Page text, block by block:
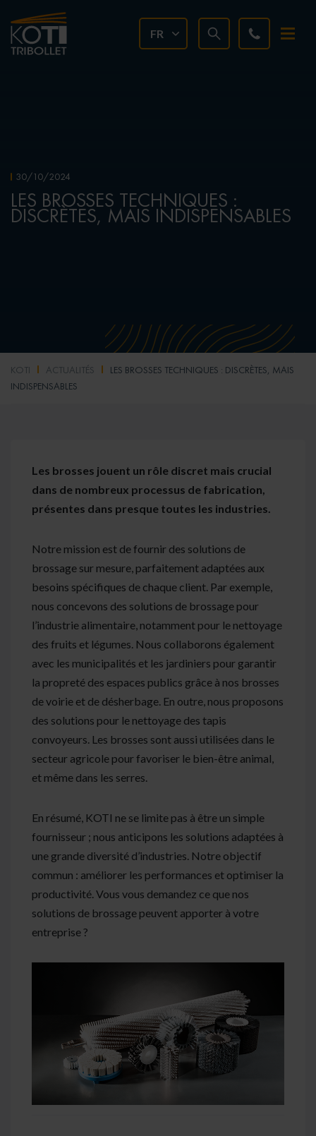
FR
30/10/2024
LES BROSSES TECHNIQUES :
DISCRÈTES, MAIS INDISPENSABLES
KOTI ACTUALITÉS
LES BROSSES TECHNIQUES : DISCRÈTES, MAIS
INDISPENSABLES
Les brosses jouent un rôle discret mais crucial
dans de nombreux processus de fabrication,
présentes dans presque toutes les industries.
Notre mission est de fournir des solutions de
brossage sur mesure, parfaitement adaptées aux
besoins spécifiques de chaque client. Par exemple,
nous concevons des solutions de brossage pour
l’industrie alimentaire, notamment pour le nettoyage
des fruits et légumes. Nous collaborons également
avec les municipalités et les jardiniers pour garantir
la propreté des espaces publics grâce à nos brosses
de voirie et de désherbage. En outre, nous proposons
des solutions pour le nettoyage des tapis
convoyeurs. Les brosses sont aussi utilisées dans le
secteur agricole pour favoriser le bien-être animal,
et même dans les serres.
En résumé, KOTI ne se limite pas à être un simple
fournisseur ; nous anticipons les solutions adaptées à
une grande diversité d’industries. Notre objectif
commun : améliorer les performances et optimiser la
productivité. Vous vous demandez ce que nos
solutions de brossage peuvent apporter à votre
entreprise ?